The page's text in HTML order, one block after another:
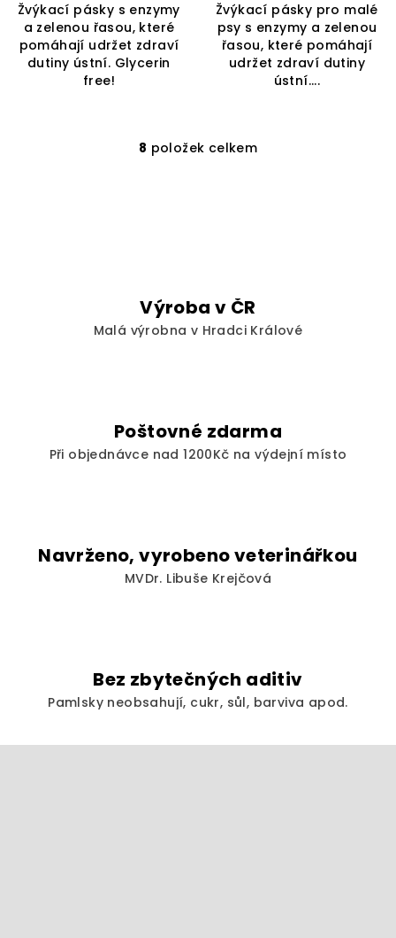
Žvýkací pásky s enzymy
a zelenou řasou, které
pomáhají udržet zdraví
dutiny ústní. Glycerin
free!
Žvýkací pásky pro malé
psy s enzymy a zelenou
řasou, které pomáhají
udržet zdraví dutiny
ústní....
O
í
p
r
v
ý
p
8 položek celkem
Výroba v ČR
Malá výrobna v Hradci Králové
Poštovné zdarma
Při objednávce nad 1200Kč na výdejní místo
Navrženo, vyrobeno veterinářkou
MVDr. Libuše Krejčová
Bez zbytečných aditiv
Pamlsky neobsahují, cukr, sůl, barviva apod.